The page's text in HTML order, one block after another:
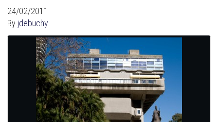
24/02/2011
By jdebuchy